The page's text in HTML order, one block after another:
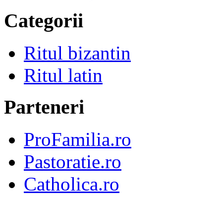
Categorii
Ritul bizantin
Ritul latin
Parteneri
ProFamilia.ro
Pastoratie.ro
Catholica.ro